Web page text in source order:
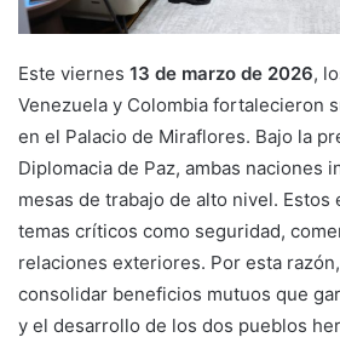
Este viernes 13 de marzo de 2026,
Venezuela y Colombia fortalecieron
en el Palacio de Miraflores. Bajo la
Diplomacia de Paz, ambas naciones
mesas de trabajo de alto nivel. Estos
temas críticos como seguridad,
relaciones exteriores. Por esta
consolidar beneficios mutuos que
y el desarrollo de los dos pueblos